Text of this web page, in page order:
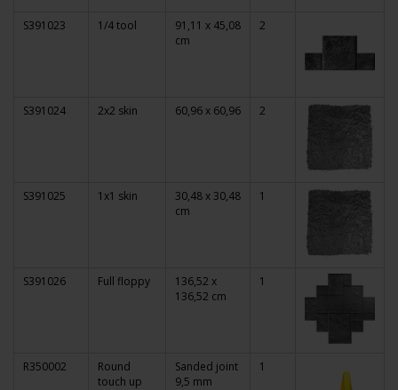
S391023 1/4 tool
91,11 x 45,08
cm
2
S391024 2x2 skin 60,96 x 60,96 2
S391025 1x1 skin
30,48 x 30,48
cm
1
S391026 Full floppy
136,52 x
136,52 cm
1
R350002
Round
touch up
Sanded joint
9,5 mm
1